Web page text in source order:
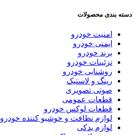
دسته بندی محصولات
امنیت خودرو
ایمنی خودرو
برند خودرو
تزئینات خودرو
روشنایی خودرو
رینگ و لاستیک
صوتی تصویری
قطعات عمومی
قطعات لوکس خودرو
لوازم نظافت و خوشبو کننده خودرو
لوازم یدکی